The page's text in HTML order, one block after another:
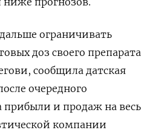
ограничивать
доз своего препарата
сообщила датская
очередного
и продаж на весь
компании